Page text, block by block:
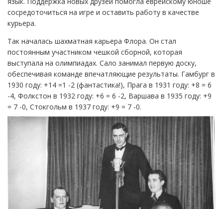
сосредоточиться на игре и оставить работу в качестве
курьера.
Так началась шахматная карьера Флора. Он стал
постоянным участником чешкой сборной, которая
выступала на олимпиадах. Сало занимал первую доску,
обеспечивая команде впечатляющие результаты. Гамбург в
1930 году: +14 =1 -2 (фантастика!), Прага в 1931 году: +8 = 6
-4, Фолкстон в 1932 году: +6 = 6 -2, Варшава в 1935 году: +9
= 7 -0, Стокгольм в 1937 году: +9 = 7 -0.